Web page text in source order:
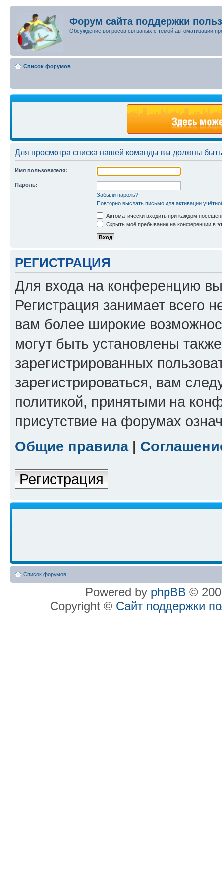
Форум сайта поддержки
Обсуждение вопросов связаных с темой автоматизации
Список форумов
Для просмотра списка нашей команды вы должны
Имя пользователя:
Пароль:
Забыли пароль?
Повторно выслать письмо для активации
Автоматически входить при каждом
Скрыть моё пребывание на конференции в
РЕГИСТРАЦИЯ
Для входа на конференцию
Регистрация занимает всего
вам более широкие
могут быть установлены
зарегистрированных
зарегистрироваться, вам
политикой, принятыми на
присутствие на форумах
Общие правила|
Регистрация
Список форумов
Powered by phpBB ©
Copyright © Сайт поддержки